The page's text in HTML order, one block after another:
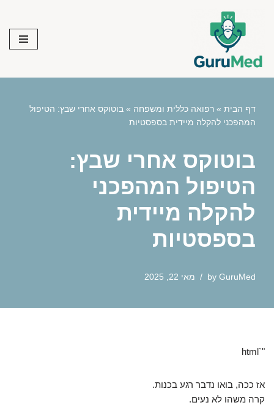
content
דף הבית » רפואה כללית ומשפחה » בוטוקס אחרי שבץ: הטיפול
המהפכני להקלה מיידית בספסטיות
בוטוקס אחרי שבץ:
הטיפול המהפכני
להקלה מיידית
בספסטיות
by GuruMed מאי 22, 2025
"`html
אז ככה, בואו נדבר רגע בכנות.
קרה משהו לא נעים.